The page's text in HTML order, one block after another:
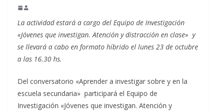
La actividad estará a cargo del Equipo de Investigación
«Jóvenes que investigan. Atención y distracción en clase» y
se llevará a cabo en formato híbrido el lunes 23 de octubre
a las 16.30 hs.
Del conversatorio «Aprender a investigar sobre y en la
escuela secundaria» participará el Equipo de
Investigación «Jóvenes que investigan. Atención y